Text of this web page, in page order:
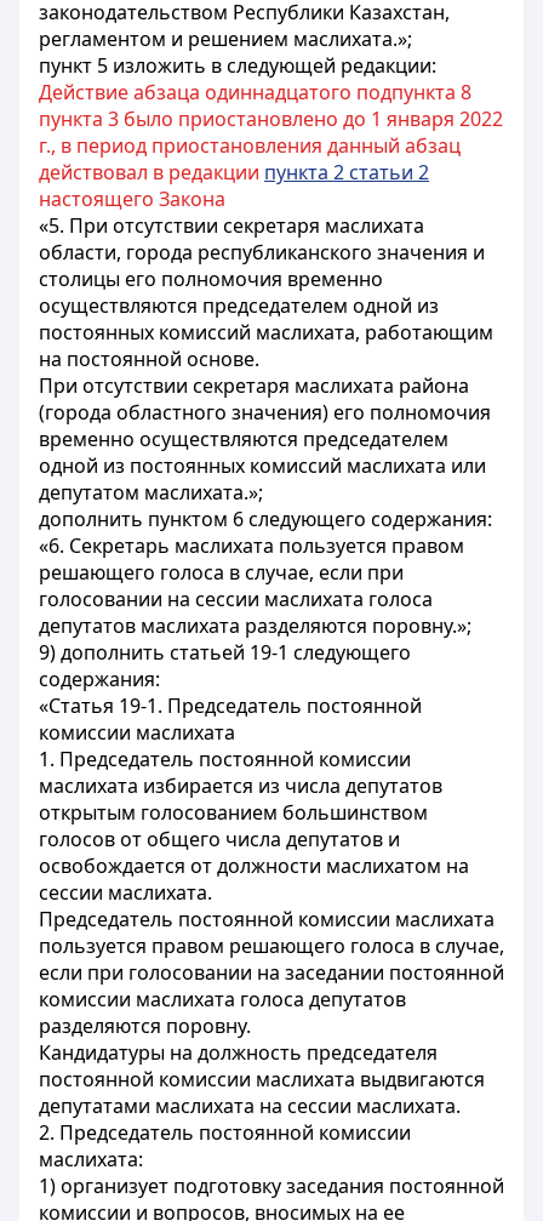
законодательством Республики Казахстан,
регламентом и решением маслихата.»;
пункт 5 изложить в следующей редакции:
Действие абзаца одиннадцатого подпункта 8
пункта 3 было приостановлено до 1 января 2022
г., в период приостановления данный абзац
действовал в редакции пункта 2 статьи 2
настоящего Закона
«5. При отсутствии секретаря маслихата
области, города республиканского значения и
столицы его полномочия временно
осуществляются председателем одной из
постоянных комиссий маслихата, работающим
на постоянной основе.
При отсутствии секретаря маслихата района
(города областного значения) его полномочия
временно осуществляются председателем
одной из постоянных комиссий маслихата или
депутатом маслихата.»;
дополнить пунктом 6 следующего содержания:
«6. Секретарь маслихата пользуется правом
решающего голоса в случае, если при
голосовании на сессии маслихата голоса
депутатов маслихата разделяются поровну.»;
9) дополнить статьей 19-1 следующего
содержания:
«Статья 19-1. Председатель постоянной
комиссии маслихата
1. Председатель постоянной комиссии
маслихата избирается из числа депутатов
открытым голосованием большинством
голосов от общего числа депутатов и
освобождается от должности маслихатом на
сессии маслихата.
Председатель постоянной комиссии маслихата
пользуется правом решающего голоса в случае,
если при голосовании на заседании постоянной
комиссии маслихата голоса депутатов
разделяются поровну.
Кандидатуры на должность председателя
постоянной комиссии маслихата выдвигаются
депутатами маслихата на сессии маслихата.
2. Председатель постоянной комиссии
маслихата:
1) организует подготовку заседания постоянной
комиссии и вопросов, вносимых на ее